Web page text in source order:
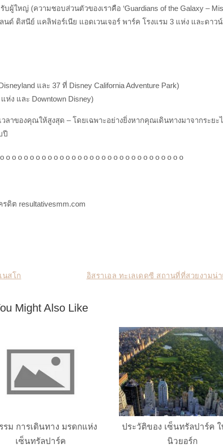
บผู้ใหญ่ (ความชอบส่วนตัวของเราคือ ‘Guardians of the Galaxy –
ลนด์ ดิสนีย์ แคลิฟอร์เนีย แอดเวนเจอร์ พาร์ค โรงแรม 3 แห่ง และดาว
และ 37 ที่ Disney California Adventure Park)
ห่ง และ Downtown Disney)
าของคุณให้สูงสุด – โดยเฉพาะอย่างยิ่งหากคุณเดินทางมาจากระยะ
ปี
o o o o o o o o o o o o o o o o o o o o o o o o o o o o o o
รดิต resultativesmm.com
นสโก อิสราเอล ทะเลเดดซี สถานที่ที่สวยงามน่า
Might Also Like
รม การเดินทาง มรดกแห่ง
เซ็นทรัลปาร์ค
ประวัติของ เซ็นทรัลปาร์ค
นิวยอร์ก